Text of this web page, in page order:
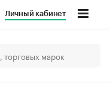
Личный кабинет